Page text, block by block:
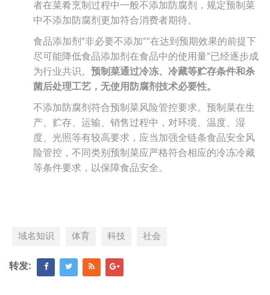
者在菜肴烹制过程中一般不添加防腐剂，规定预制菜
中不添加防腐剂更加符合消费者期待。
食品添加剂“非必要不添加”“在达到预期效果的前提下
尽可能降低食品添加剂在食品中的使用量”已经逐步成
为行业共识。 预制菜通过冷冻、冷藏等贮存条件和杀
菌后处理工艺，无使用防腐剂技术必要性。
不添加防腐剂符合预制菜风险管控要求。预制菜在生
产、贮存、运输、销售过程中，对环境、温度、湿
度、光照等有较高要求，应当加强全链条食品安全风
险管控，不同类别预制菜应严格符合相应的冷冻冷藏
等条件要求，以保障食品安全。
域名知识 体育 科技 社会
转发: